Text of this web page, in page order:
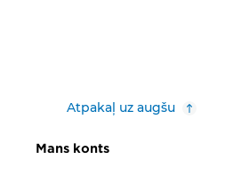
Atpakaļ uz augšu
Mans konts